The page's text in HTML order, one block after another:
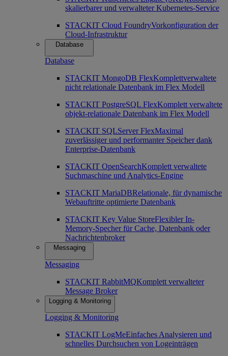
skalierbarer und verwalteter Kubernetes-Service
STACKIT Cloud FoundryVorkonfiguration der
Cloud-Infrastruktur
Database
Database
STACKIT MongoDB FlexKomplettverwaltete
nicht relationale Datenbank im Flex Modell
STACKIT PostgreSQL FlexKomplett verwaltete
objekt-relationale Datenbank im Flex Modell
STACKIT SQLServer FlexMaximal
zuverlässiger und performanter Speicher dank
Enterprise-Datenbank
STACKIT OpenSearchKomplett verwaltete
Suchmaschine und Analytics-Engine
STACKIT MariaDBRelationale, für dynamische
Webauftritte optimierte Datenbank
STACKIT Key Value StoreFlexibler In-
Memory-Specher für Cache, Datenbank oder
Nachrichtenbroker
Messaging
Messaging
STACKIT RabbitMQKomplett verwalteter
Message Broker
Logging & Monitoring
Logging & Monitoring
STACKIT LogMeEinfaches Analysieren und
schnelles Durchsuchen von Logeinträgen